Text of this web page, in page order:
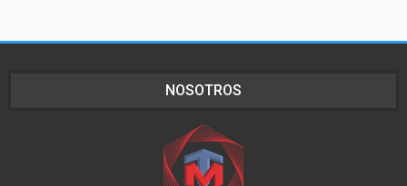
NOSOTROS